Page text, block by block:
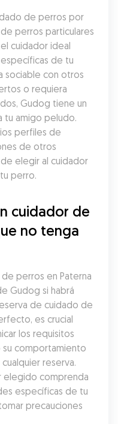
de perros por
perros particulares
cuidador ideal
de tu
sociable con otros
o requiera
Gudog tiene un
tu amigo peludo.
perfiles de
de otros
elegir al cuidador
perro.
cuidador de
no tenga
perros en Paterna
Gudog si habrá
de cuidado de
es crucial
los requisitos
comportamiento
reserva.
elegido comprenda
específicas de tu
precauciones